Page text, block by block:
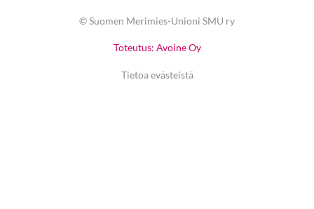
©Suomen Merimies-Unioni SMU ry
Toteutus: Avoine Oy
Tietoa evästeistä